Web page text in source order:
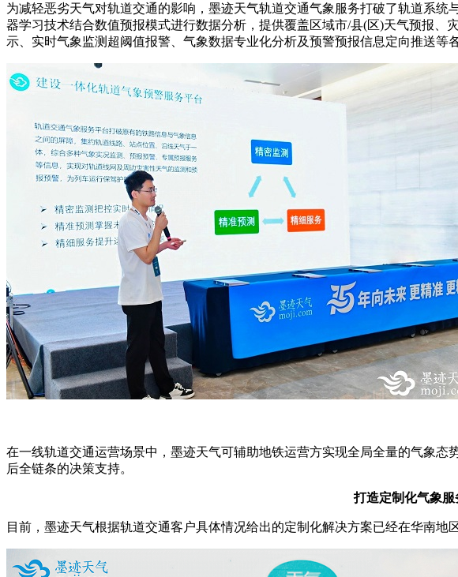
为减轻恶劣天气对轨道交通的影响，墨迹天气轨道交通气象服务打破了轨道系
器学习技术结合数值预报模式进行数据分析，提供覆盖区域市/县(区)天气预报
示、实时气象监测超阈值报警、气象数据专业化分析及预警预报信息定向推送等
在一线轨道交通运营场景中，墨迹天气可辅助地铁运营方实现全局全量的气象
后全链条的决策支持。
打造定制化气象
目前，墨迹天气根据轨道交通客户具体情况给出的定制化解决方案已经在华南地